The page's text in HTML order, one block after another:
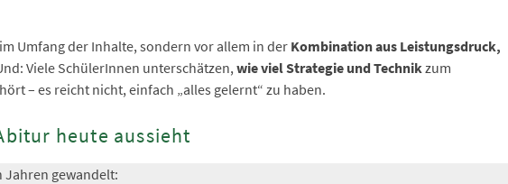
Umfang der Inhalte, sondern vor allem in der Kombination aus Leistungsdruck,
Viele SchülerInnen unterschätzen,wie viel Strategie und Technikzum
– es reicht nicht, einfach „alles gelernt“ zu haben.
heute aussieht
Jahren gewandelt: